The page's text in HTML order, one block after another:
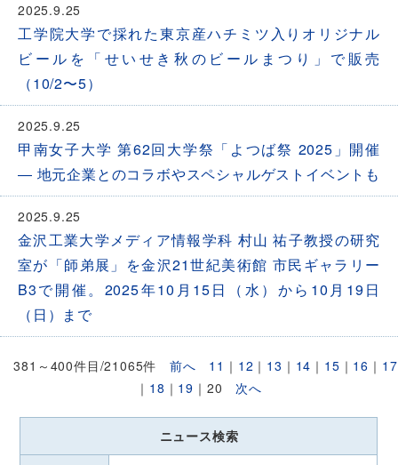
2025.9.25
工学院大学で採れた東京産ハチミツ入りオリジナル
ビールを「せいせき秋のビールまつり」で販売
（10/2〜5）
2025.9.25
甲南女子大学 第62回大学祭「よつば祭 2025」開催
― 地元企業とのコラボやスペシャルゲストイベントも
2025.9.25
金沢工業大学メディア情報学科 村山 祐子教授の研究
室が「師弟展」を金沢21世紀美術館 市民ギャラリー
B3で開催。2025年10月15日（水）から10月19日
（日）まで
381～400件目/21065件 前へ 11 ｜ 12 ｜ 13 ｜ 14 ｜ 15 ｜ 16 ｜ 17
｜ 18 ｜ 19 ｜ 20 次へ
ニュース検索